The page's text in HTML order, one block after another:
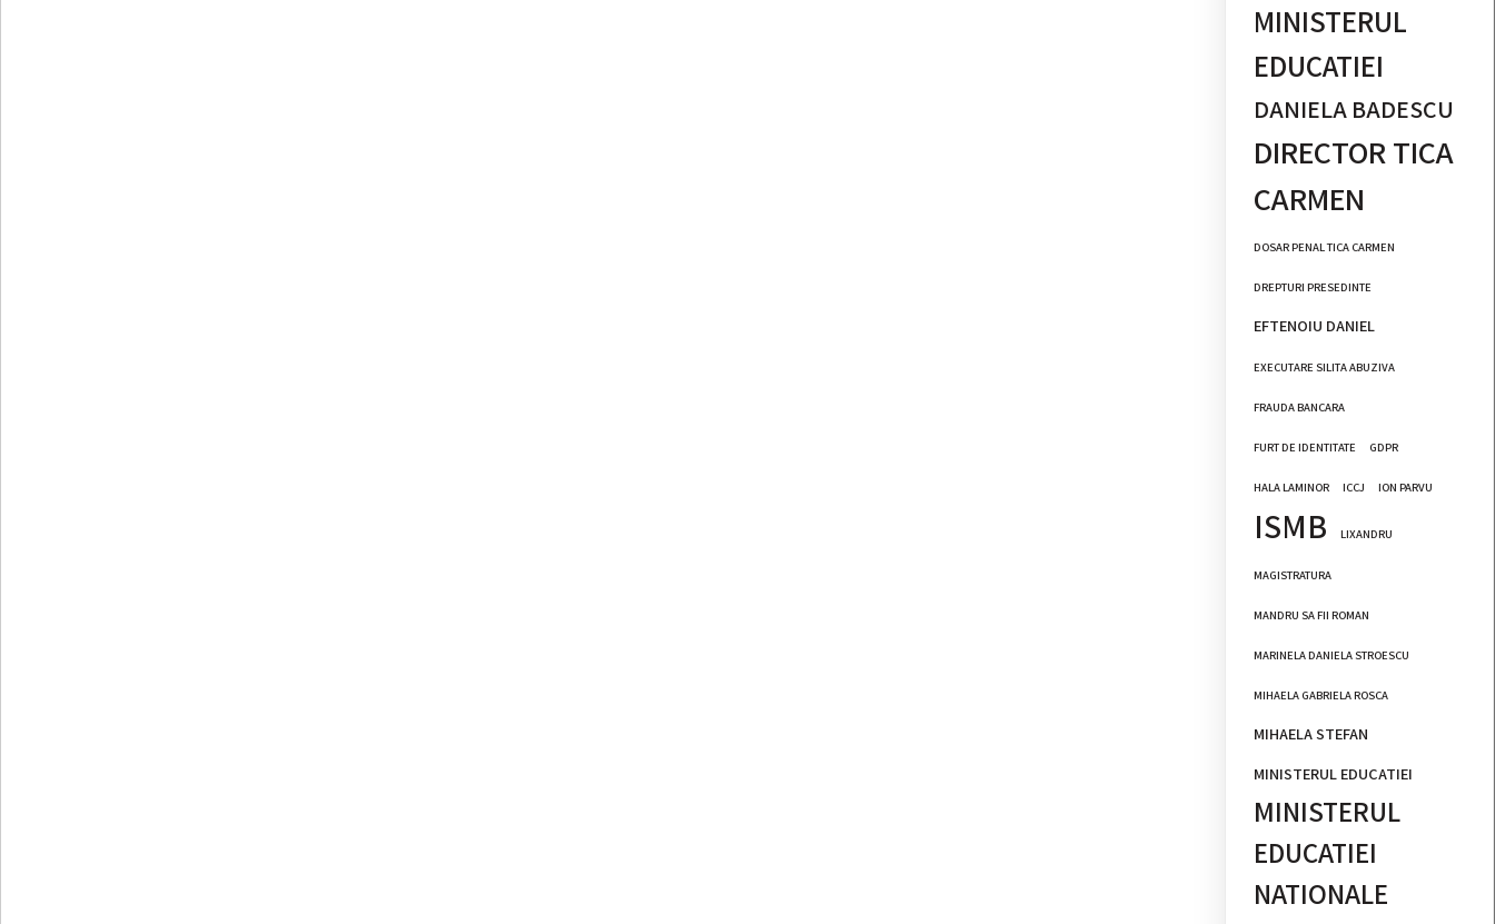
MINISTERUL
EDUCATIEI
DANIELA BADESCU
DIRECTOR TICA
CARMEN
DOSAR PENAL TICA CARMEN
DREPTURI PRESEDINTE
EFTENOIU DANIEL
EXECUTARE SILITA ABUZIVA
FRAUDA BANCARA
FURT DE IDENTITATE GDPR
HALA LAMINOR ICCJ ION PARVU
ISMB LIXANDRU
MAGISTRATURA
MANDRU SA FII ROMAN
MARINELA DANIELA STROESCU
MIHAELA GABRIELA ROSCA
MIHAELA STEFAN
MINISTERUL EDUCATIEI
MINISTERUL
EDUCATIEI
NATIONALE